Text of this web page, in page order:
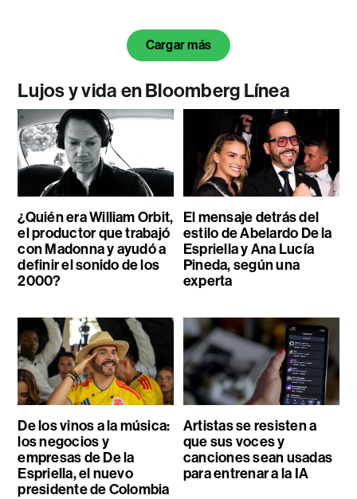
Cargar más
Lujos y vida en Bloomberg Línea
¿Quién era William Orbit,
el productor que trabajó
con Madonna y ayudó a
definir el sonido de los
2000?
El mensaje detrás del
estilo de Abelardo De la
Espriella y Ana Lucía
Pineda, según una
experta
De los vinos a la música:
los negocios y
empresas de De la
Espriella, el nuevo
presidente de Colombia
Artistas se resisten a
que sus voces y
canciones sean usadas
para entrenar a la IA